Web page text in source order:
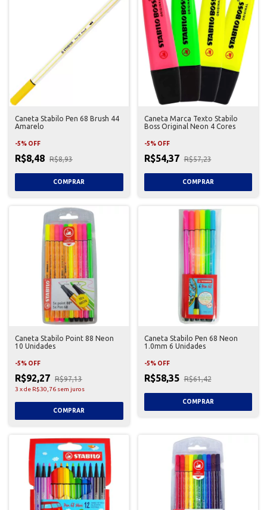
Caneta Stabilo Pen 68 Brush 44
Amarelo
-5% OFF
R$8,48 R$8,93
Caneta Marca Texto Stabilo
Boss Original Neon 4 Cores
-5% OFF
R$54,37 R$57,23
Caneta Stabilo Point 88 Neon
10 Unidades
-5% OFF
R$92,27 R$97,13
3 xde R$30,76 sem juros
Caneta Stabilo Pen 68 Neon
1.0mm 6 Unidades
-5% OFF
R$58,35 R$61,42